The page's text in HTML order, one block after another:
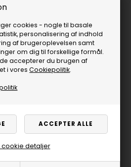
cookies - nogle til basale
personalisering af indhold
af brugeroplevelsen samt
om dig til forskellige formål.
accepterer du brugen af
i voresCookiepolitik.
cookie detaljer